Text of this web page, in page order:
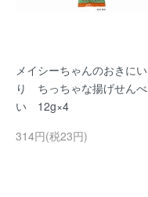
メイシーちゃんのおきにい
り ちっちゃな揚げせんべ
い 12g×4
314円(税23円)